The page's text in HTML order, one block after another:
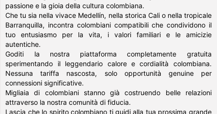
passione e la gioia della cultura colombiana.
Che tu sia nella vivace Medellín, nella storica Cali o nella tropicale
Barranquilla, incontra colombiani compatibili che condividono il
tuo entusiasmo per la vita, i valori familiari e le amicizie
autentiche.
Goditi la nostra piattaforma completamente gratuita
sperimentando il leggendario calore e cordialità colombiana.
Nessuna tariffa nascosta, solo opportunità genuine per
connessioni significative.
Migliaia di colombiani stanno già costruendo belle relazioni
attraverso la nostra comunità di fiducia.
Lascia che lo spirito colombiano ti guidi alla tua prossima grande